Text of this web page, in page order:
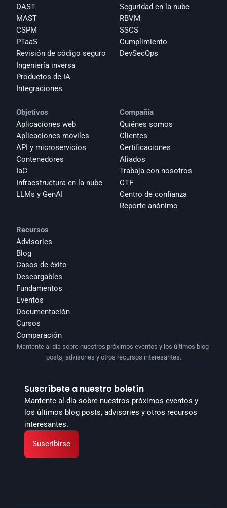
DAST
MAST
CSPM
PTaaS
Revisión de código seguro
Ingeniería inversa
Productos de IA
Integraciones
Seguridad en la nube
RBVM
SSCS
Cumplimiento
DevSecOps
Objetivos
Aplicaciones web
Aplicaciones móviles
API y microservicios
Contenedores
IaC
Infraestructura en la nube
LLMs y GenAI
Compañía
Quiénes somos
Clientes
Certificaciones
Aliados
Trabaja con nosotros
CTF
Centro de confianza
Reporte anónimo
Recursos
Advisories
Blog
Casos de éxito
Descargables
Fundamentos
Eventos
Documentación
Cursos
Comparación
Suscríbete a nuestro boletín
Mantente al día sobre nuestros próximos eventos y
los últimos blog posts, advisories y otros recursos
interesantes.
Suscribirse
Mantente al día sobre nuestros próximos eventos y los últimos blog
posts, advisories y otros recursos interesantes.